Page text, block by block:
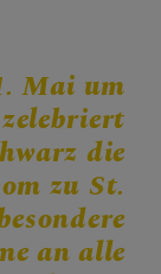
Mai um
die
zu St.
an alle